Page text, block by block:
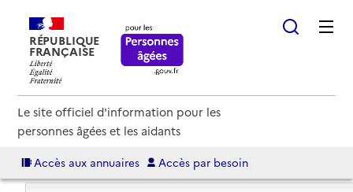
RÉPUBLIQUE
FRANÇAISE
Le site officiel d'information pour les
personnes âgées et les aidants
Accès aux annuaires Accès par besoin